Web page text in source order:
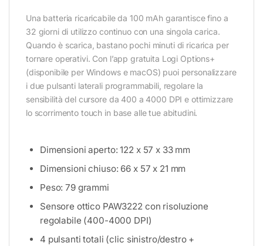
Una batteria ricaricabile da 100 mAh garantisce fino a
32 giorni di utilizzo continuo con una singola carica.
Quando è scarica, bastano pochi minuti di ricarica per
tornare operativi. Con l’app gratuita Logi Options+
(disponibile per Windows e macOS) puoi personalizzare
i due pulsanti laterali programmabili, regolare la
sensibilità del cursore da 400 a 4000 DPI e ottimizzare
lo scorrimento touch in base alle tue abitudini.
Dimensioni aperto: 122 x 57 x 33 mm
Dimensioni chiuso: 66 x 57 x 21 mm
Peso: 79 grammi
Sensore ottico PAW3222 con risoluzione
regolabile (400-4000 DPI)
4 pulsanti totali (clic sinistro/destro +